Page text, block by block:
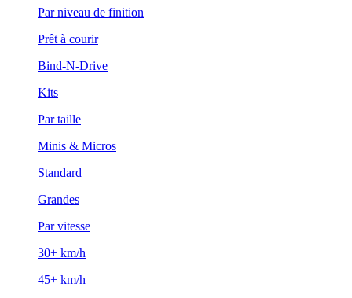
Par niveau de finition
Prêt à courir
Bind-N-Drive
Kits
Par taille
Minis & Micros
Standard
Grandes
Par vitesse
30+ km/h
45+ km/h